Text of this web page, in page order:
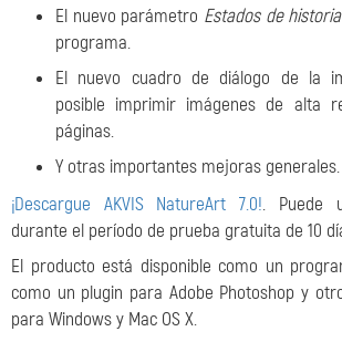
El nuevo parámetro Estados de historia
programa.
El nuevo cuadro de diálogo de la
posible imprimir imágenes de alta
páginas.
Y otras importantes mejoras generales.
¡Descargue AKVIS NatureArt 7.0!. Puede
durante el período de prueba gratuita de 10
El producto está disponible como un
como un plugin para Adobe Photoshop y
para Windows y Mac OS X.